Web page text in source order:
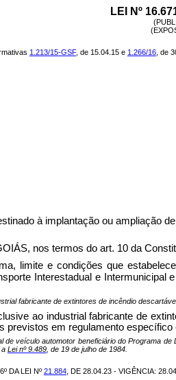
LEI Nº
1.213/15-GSF, de 15.04.15 e 1.266/16, de
à implantação ou ampliação
nos termos do art. 10 da
limite e condições que
Interestadual e
fabricante de extintores de incêndio
ao industrial fabricante de
previstos em regulamento
de veículo automotor beneficiário do Programa
a Lei nº 9.489, de 19 de julho de 1984.
DA LEI Nº 21.884, DE 28.04.23 - VIGÊNCIA: